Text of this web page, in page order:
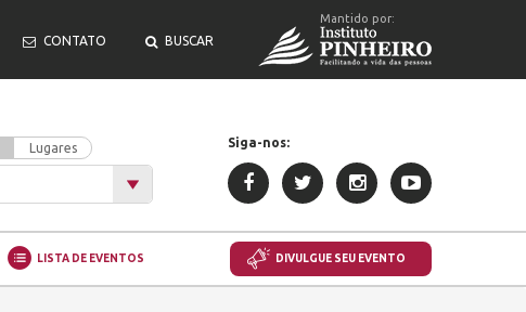
CONTATO BUSCAR
Mantido por:
Lugares Siga-nos:
LISTA DE EVENTOS DIVULGUE SEU EVENTO